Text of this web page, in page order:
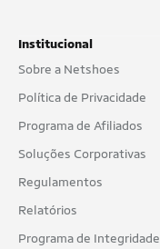
Institucional
Sobre a Netshoes
Política de Privacidade
Programa de Afiliados
Soluções Corporativas
Regulamentos
Relatórios
Programa de Integridade